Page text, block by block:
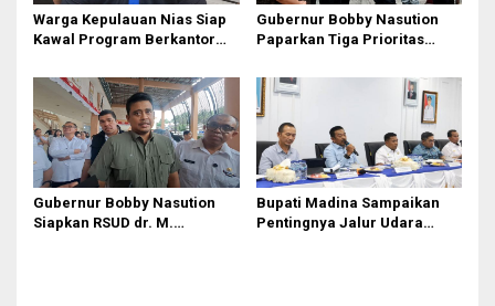
Warga Kepulauan Nias Siap
Kawal Program Berkantor
Gubernur Bobby Nasution
Paparkan Tiga Prioritas
Nias
Gubernur Bobby Nasution
Siapkan RSUD dr. M.
Bupati Madina Sampaikan
Pentingnya Jalur Udara